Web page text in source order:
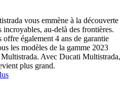
vous emmène à la découverte
incroyables, au-delà des frontières.
offre également 4 ans de garantie
les modèles de la gamme 2023
Avec Ducati Multistrada,
plus grand.